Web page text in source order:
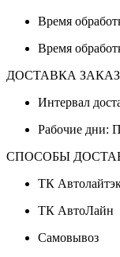
Время
Время
ДОСТАВКА
Интервал
Рабочие дни:
СПОСОБЫ
ТК
ТК АвтоЛайн
Самовывоз